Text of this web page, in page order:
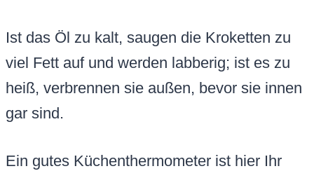
Ist das Öl zu kalt, saugen die Kroketten zu
viel Fett auf und werden labberig; ist es zu
heiß, verbrennen sie außen, bevor sie innen
gar sind.
Ein gutes Küchenthermometer ist hier Ihr